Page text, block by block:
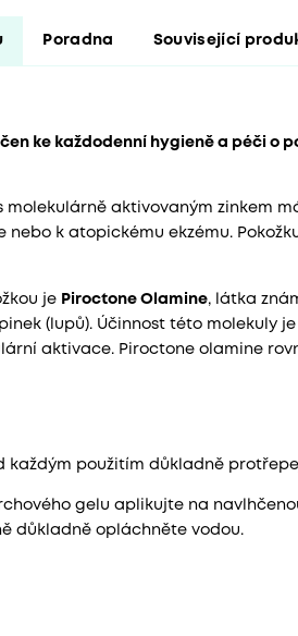
Poradna Související
ke každodenní hygieně a péči o
molekulárně aktivovaným zinkem
nebo k atopickému ekzému.
je Piroctone Olamine, látka
(lupů). Účinnost této molekuly
aktivace. Piroctone olamine
každým použitím důkladně
gelu aplikujte na
důkladně opláchněte vodou.